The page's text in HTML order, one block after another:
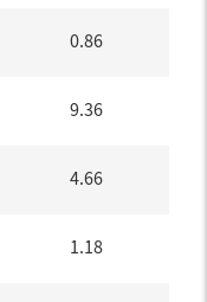
0.86
9.36
4.66
1.18